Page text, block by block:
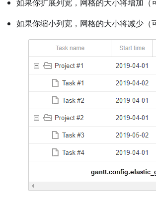
如果你扩展列宽，网格的大小将增加（
如果你缩小列宽，网格的大小将减少（